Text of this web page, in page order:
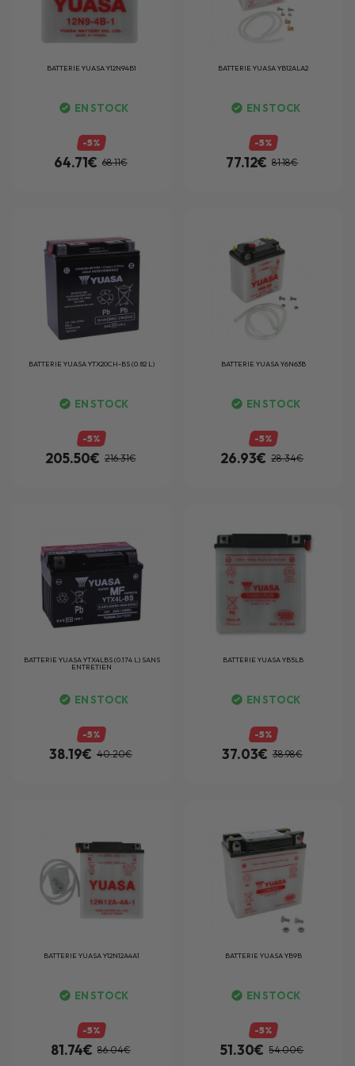
BATTERIE YUASA Y12N94B1
EN STOCK
-5%
64.71€ 68.11€
BATTERIE YUASA YB12ALA2
EN STOCK
-5%
77.12€ 81.18€
BATTERIE YUASA YTX20CH-BS (0.82 L)
EN STOCK
-5%
205.50€ 216.31€
BATTERIE YUASA Y6N63B
EN STOCK
-5%
26.93€ 28.34€
BATTERIE YUASA YTX4LBS (0.174 L) SANS
ENTRETIEN
EN STOCK
-5%
38.19€ 40.20€
BATTERIE YUASA YB5LB
EN STOCK
-5%
37.03€ 38.98€
BATTERIE YUASA Y12N12A4A1
EN STOCK
-5%
81.74€ 86.04€
BATTERIE YUASA YB9B
EN STOCK
-5%
51.30€ 54.00€